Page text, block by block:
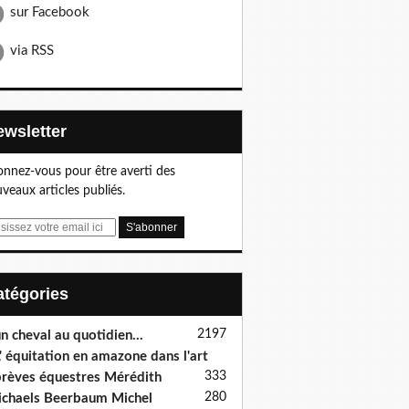
sur Facebook
via RSS
vous pour être averti des
articles publiés.
cheval au quotidien... 2197
équitation en amazone dans l'art
333
équestres Mérédith
Beerbaum Michel
280